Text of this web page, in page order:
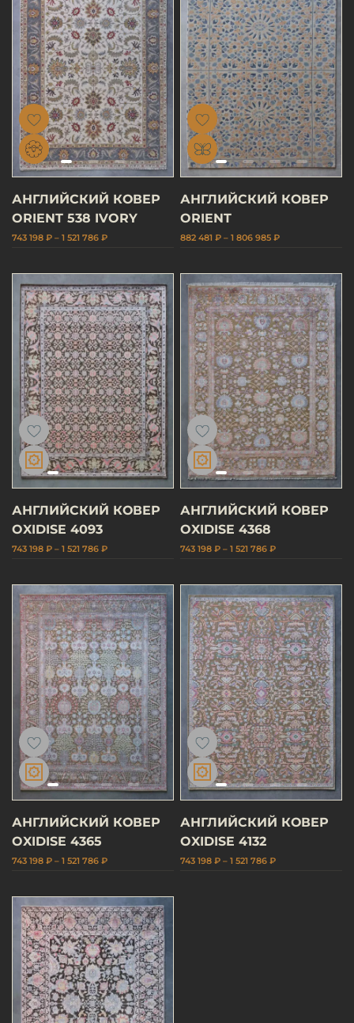
АНГЛИЙСКИЙ КОВЕР
ORIENT 538 IVORY
743 198 ₽ – 1 521 786 ₽
АНГЛИЙСКИЙ КОВЕР
ORIENT
882 481 ₽ – 1 806 985 ₽
АНГЛИЙСКИЙ КОВЕР
OXIDISE 4093
743 198 ₽ – 1 521 786 ₽
АНГЛИЙСКИЙ КОВЕР
OXIDISE 4368
743 198 ₽ – 1 521 786 ₽
АНГЛИЙСКИЙ КОВЕР
OXIDISE 4365
743 198 ₽ – 1 521 786 ₽
АНГЛИЙСКИЙ КОВЕР
OXIDISE 4132
743 198 ₽ – 1 521 786 ₽